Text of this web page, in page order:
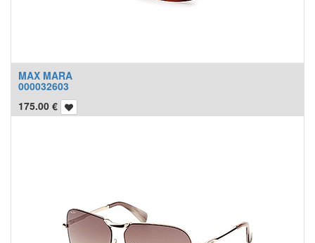
MAX MARA
000032603
175.00 €